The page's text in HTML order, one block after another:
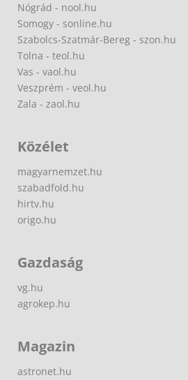
Nógrád - nool.hu
Somogy - sonline.hu
Szabolcs-Szatmár-Bereg - szon.hu
Tolna - teol.hu
Vas - vaol.hu
Veszprém - veol.hu
Zala - zaol.hu
Közélet
magyarnemzet.hu
szabadfold.hu
hirtv.hu
origo.hu
Gazdaság
vg.hu
agrokep.hu
Magazin
astronet.hu